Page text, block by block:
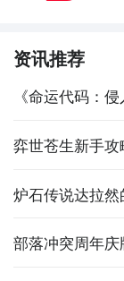
资讯推荐
《命运代码：
弈世苍生新手
炉石传说达拉
部落冲突周年